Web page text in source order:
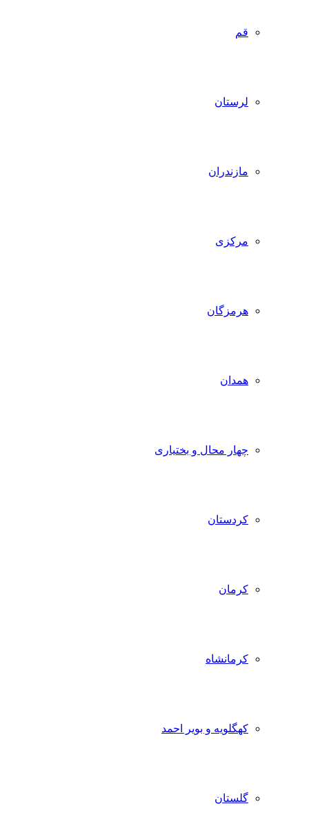
قم
لرستان
مازندران
مرکزی
هرمزگان
همدان
چهار محال و بختیاری
کردستان
کرمان
کرمانشاه
کهگلویه و بویر احمد
گلستان